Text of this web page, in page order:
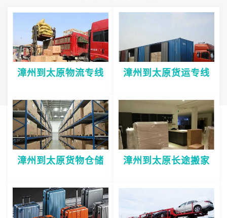
漳州到太原物流专线 漳州到太原货运专线
漳州到太原货物仓储 漳州到太原长途搬家